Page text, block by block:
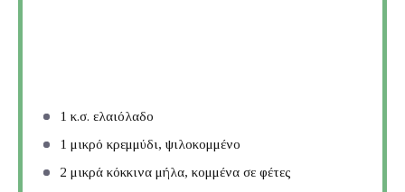
1 κ.σ. ελαιόλαδο
1 μικρό κρεμμύδι, ψιλοκομμένο
2 μικρά κόκκινα μήλα, κομμένα σε φέτες